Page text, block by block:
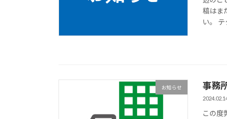
稿はま
い。
お知らせ 事務
この度